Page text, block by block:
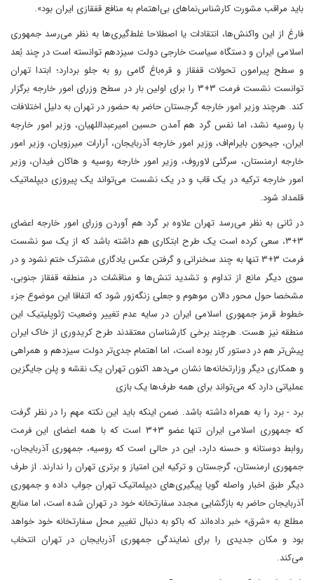
باید مراقب مشورت کارشناس‌نماهای بی‌اهتمام به منافع قفقازی ایران بود».
فارغ از این واکنش‌ها، انتقادات یا اصطلاحا غلط‌گیری‌ها به نظر می‌رسد جمهوری
اسلامی ایران و دستگاه سیاست خارجی دولت سیزدهم توانسته است در چند بُعد
و سطح پیرامون تحولات قفقاز و قره‌باغ گامی رو به جلو بردارد؛ ابتدا تهران
توانست نشست فرمت ۳+۳ را برای اولین بار در سطح وزرای امور خارجه برگزار
کند. هرچند وزیر امور خارجه گرجستان حاضر به حضور در تهران به دلیل اختلافات
با روسیه نشد، اما نفس گرد هم آمدن حسین امیرعبداللهیان، وزیر امور خارجه
ایران، جیحون بایرام‌اف، وزیر امور خارجه آذربایجان، آرارات میرزویان، وزیر امور
خارجه ارمنستان، سرگئی لاوروف، وزیر امور خارجه روسیه و هاکان فیدان، وزیر
امور خارجه ترکیه در یک قاب و در یک نشست می‌تواند یک پیروزی دیپلماتیک
قلمداد شود.
در ثانی به نظر می‌رسد تهران علاوه بر گرد هم آوردن وزرای امور خارجه اعضای
۳+۳، سعی کرده است یک طرح ابتکاری هم داشته باشد که از یک سو نشست
فرمت ۳+۳ تنها به چند سخنرانی و گرفتن عکس یادگاری مشترک ختم نشود و در
سوی دیگر مانع از تداوم و تشدید تنش‌ها و مناقشات در منطقه قفقاز جنوبی،
مشخصا حول محور دالان موهوم و جعلی زنگه‌زور شود که اتفاقا این موضوع جزء
خطوط قرمز جمهوری اسلامی ایران در سایه عدم تغییر وضعیت ژئوپلیتیک این
منطقه نیز هست. هرچند برخی کارشناسان معتقدند طرح کریدوری از خاک ایران
پیش‌تر هم در دستور کار بوده است، اما اهتمام جدی‌تر دولت سیزدهم و همراهی
و همکاری دیگر وزارتخانه‌ها نشان می‌دهد اکنون تهران یک نقشه و پلن جایگزین
عملیاتی دارد که می‌تواند برای همه طرف‌ها یک بازی
برد - برد را به همراه داشته باشد. ضمن اینکه باید این نکته مهم را در نظر گرفت
که جمهوری اسلامی ایران تنها عضو ۳+۳ است که با همه اعضای این فرمت
روابط دوستانه و حسنه دارد، این در حالی است که روسیه، جمهوری آذربایجان،
جمهوری ارمنستان، گرجستان و ترکیه این امتیاز و برتری تهران را ندارند. از طرف
دیگر طبق اخبار واصله گویا پیگیری‌های دیپلماتیک تهران جواب داده و جمهوری
آذربایجان حاضر به بازگشایی مجدد سفارتخانه خود در تهران شده است، اما منابع
مطلع به «شرق» خبر داده‌اند که باکو به دنبال تغییر محل سفارتخانه خود خواهد
بود و مکان جدیدی را برای نمایندگی جمهوری آذربایجان در تهران انتخاب
می‌کند.